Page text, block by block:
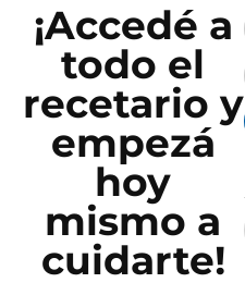
¡Accedé a
todo el
recetario y
empezá
hoy
mismo a
cuidarte!